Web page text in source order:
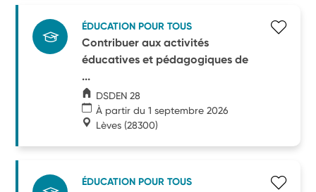
ÉDUCATION POUR TOUS
Contribuer aux activités
éducatives et pédagogiques de
...
DSDEN 28
À partir du 1 septembre 2026
Lèves (28300)
ÉDUCATION POUR TOUS